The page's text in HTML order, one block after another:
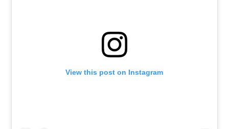
View this post on Instagram